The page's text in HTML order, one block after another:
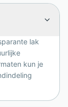
monteer je
Grover past
lak
kun je